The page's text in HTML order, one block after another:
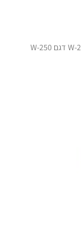
תיאור הסידרה דף קטלוג דגם W-101 דגם W-404 דגם W-200 דגם W-250